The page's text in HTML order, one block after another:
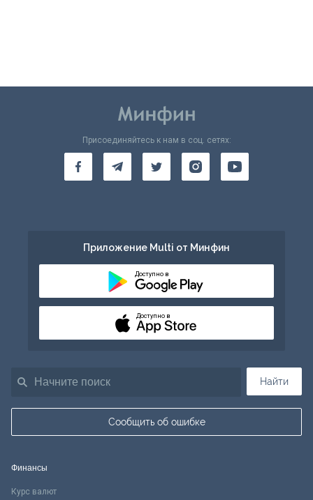
Найти
Сообщить об ошибке
Присоединяйтесь к нам в соц. сетях:
Приложение Multi от Минфин
Доступно в
Доступно в
Финансы
Курс валют